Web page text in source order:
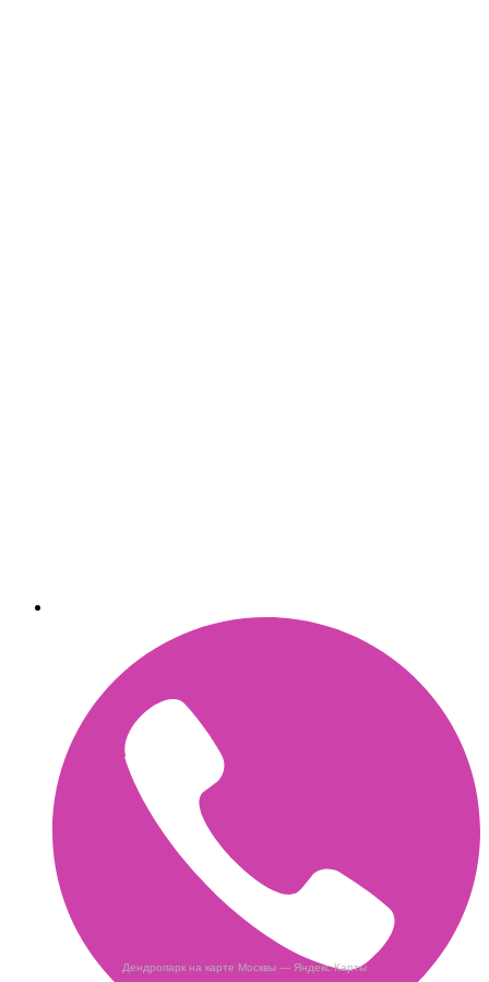
Дендропарк на карте Москвы — Яндекс Карты